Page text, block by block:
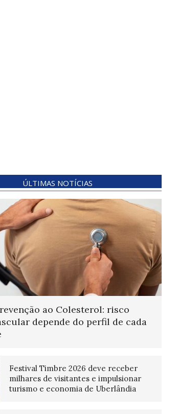
ÚLTIMAS NOTÍCIAS
ao Colesterol: risco
depende do perfil de cada
Festival Timbre 2026 deve receber
milhares de visitantes e impulsionar
turismo e economia de Uberlândia